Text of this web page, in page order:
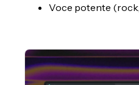
Voce potente (rock,